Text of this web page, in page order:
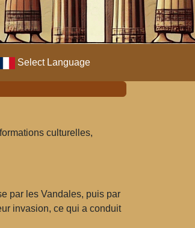
Select Language
culturelles,
par les Vandales, puis par
invasion, ce qui a conduit